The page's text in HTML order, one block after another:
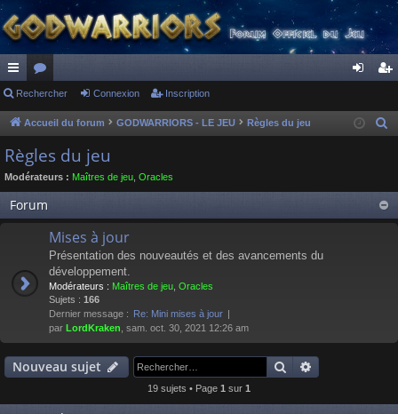
ac
co
ur
ci
s
or
u
m
s
ne cri
Rechercher Connexion Inscription
Accueil du forum GODWARRIORS - LE JEU Règles du jeu
r
Règles du jeu
Modérateurs : Maîtres de jeu Oracles
Forum
Mises à jour
Présentation des nouveautés et des avancements du
développement.
Modérateurs : Maîtres de jeu Oracles
Sujets : 166
Dernier message : Re: Mini mises à jour
par LordKraken , sam. oct. 30, 2021 12:26 am
Nouveau sujet Rechercher
19 sujets • Page 1 sur 1